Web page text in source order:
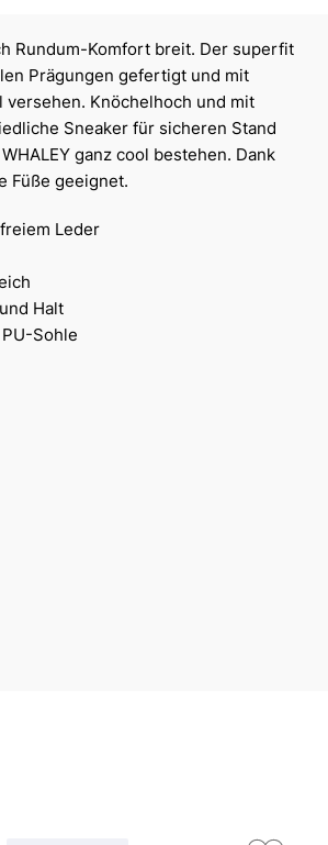
Rundum-Komfort breit. Der superfit
Prägungen gefertigt und mit
Knöchelhoch und mit
Sneaker für sicheren Stand
ganz cool bestehen. Dank
Füße geeignet.
Leder
Halt
Sohle